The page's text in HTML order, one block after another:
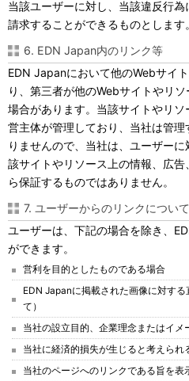
当該ユーザーに対し、当該違反行
請求することができるものとします。
6. EDN Japan内のリンク等
EDN Japanにおいて他のWebサイ
り、第三者が他のWebサイトやリ
場合があります。当該サイトやリ
営主体が管理しており、当社は管
りませんので、当社は、ユーザー
該サイトやリソース上の情報、広
ら保証するものではありません。
7. ユーザーからのリンクについて
ユーザーは、下記の場合を除き、
ができます。
営利を目的としたものである場合
EDN Japanに掲載された画像に対す
て）
当社の設立目的、企業理念またはイメ
当社に経済的損失が生じると考えられ
当社のページへのリンクである旨を表